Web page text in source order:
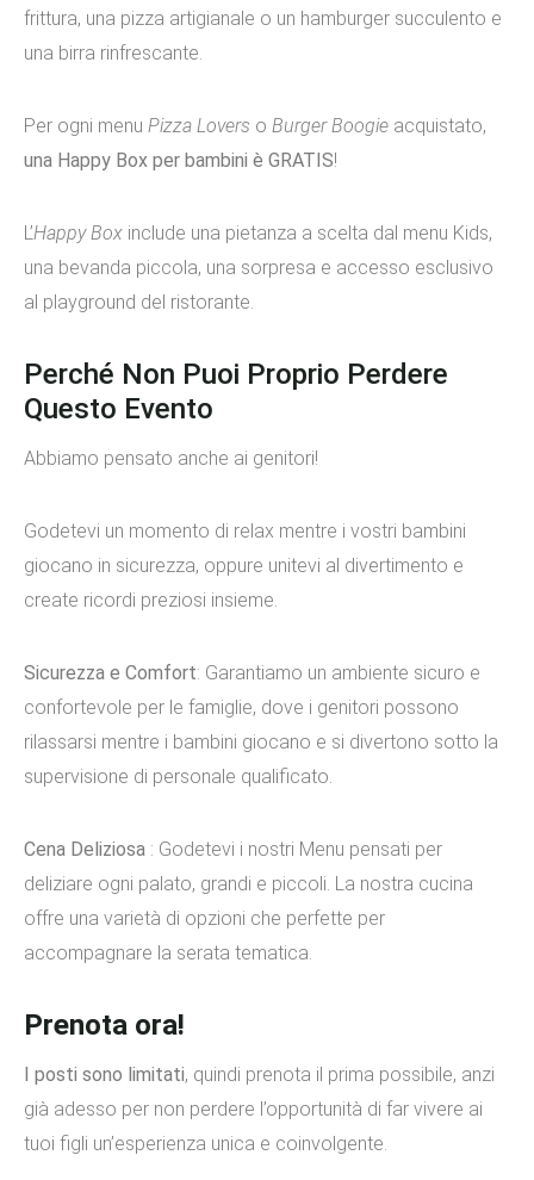
frittura, una pizza artigianale o un hamburger succulento e
una birra rinfrescante.
Per ogni menu Pizza Lovers o Burger Boogie acquistato,
una Happy Box per bambini è GRATIS!
L’Happy Box include una pietanza a scelta dal menu Kids,
una bevanda piccola, una sorpresa e accesso esclusivo
al playground del ristorante.
Perché Non Puoi Proprio Perdere
Questo Evento
Abbiamo pensato anche ai genitori!
Godetevi un momento di relax mentre i vostri bambini
giocano in sicurezza, oppure unitevi al divertimento e
create ricordi preziosi insieme.
Sicurezza e Comfort: Garantiamo un ambiente sicuro e
confortevole per le famiglie, dove i genitori possono
rilassarsi mentre i bambini giocano e si divertono sotto la
supervisione di personale qualificato.
Cena Deliziosa : Godetevi i nostri Menu pensati per
deliziare ogni palato, grandi e piccoli. La nostra cucina
offre una varietà di opzioni che perfette per
accompagnare la serata tematica.
Prenota ora!
I posti sono limitati, quindi prenota il prima possibile, anzi
già adesso per non perdere l’opportunità di far vivere ai
tuoi figli un’esperienza unica e coinvolgente.